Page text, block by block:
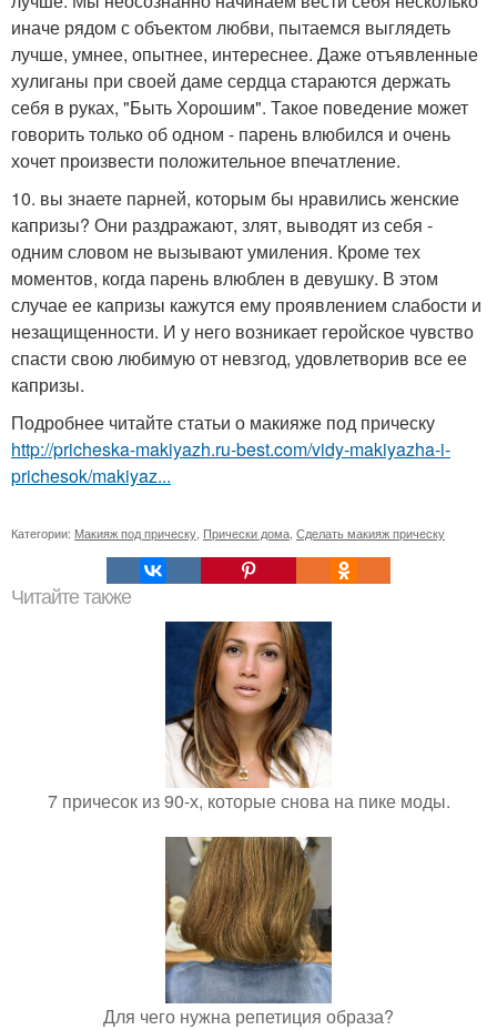
иначе рядом с объектом любви, пытаемся выглядеть
лучше, умнее, опытнее, интереснее. Даже отъявленные
хулиганы при своей даме сердца стараются держать
себя в руках, "Быть Хорошим". Такое поведение может
говорить только об одном - парень влюбился и очень
хочет произвести положительное впечатление.
10. вы знаете парней, которым бы нравились женские
капризы? Они раздражают, злят, выводят из себя -
одним словом не вызывают умиления. Кроме тех
моментов, когда парень влюблен в девушку. В этом
случае ее капризы кажутся ему проявлением слабости и
незащищенности. И у него возникает геройское чувство
спасти свою любимую от невзгод, удовлетворив все ее
капризы.
Подробнее читайте статьи о макияже под прическу
http://pricheska-makiyazh.ru-best.com/vidy-makiyazha-i-
prichesok/makiyaz...
Категории: Макияж под прическу Прически дома Сделать макияж прическу
Читайте также
7 причесок из 90-х, которые снова на пике моды.
Для чего нужна репетиция образа?